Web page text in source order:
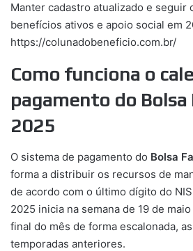
Manter cadastro atualizado e seguir
benefícios ativos e apoio social em
https://colunadobeneficio.com.br/
Como funciona o
pagamento do Bolsa
2025
O sistema de pagamento do Bolsa
forma a distribuir os recursos de
de acordo com o último dígito do
2025 inicia na semana de 19 de
final do mês de forma escalonada,
temporadas anteriores.